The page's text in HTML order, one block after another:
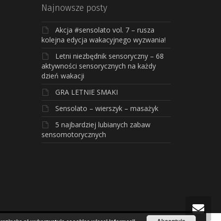
Najnowsze posty
Akcja #sensolato vol. 7 – rusza
kolejna edycja wakacyjnego wyzwania!
Letni niezbędnik sensoryczny – 68
aktywności sensorycznych na każdy
dzień wakacji
GRA LETNIE SMAKI
Sensolato – wierszyk – masażyk
5 najbardziej lubianych zabaw
sensomotorycznych